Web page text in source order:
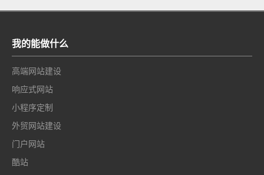
我的能做什么
高端网站建设
响应式网站
小程序定制
外贸网站建设
门户网站
酷站